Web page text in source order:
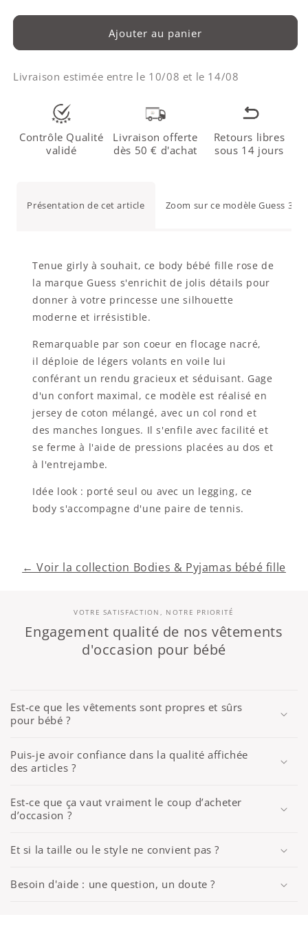
Ajouter au panier
Livraison estimée entre le 10/08 et le 14/08
Contrôle Qualité
validé
Livraison offerte
dès 50 € d'achat
Retours libres
sous 14 jours
Présentation de cet article Zoom sur ce modèle Guess 3-6
Tenue girly à souhait, ce body bébé fille rose de
la marque Guess s'enrichit de jolis détails pour
donner à votre princesse une silhouette
moderne et irrésistible.
Remarquable par son coeur en flocage nacré,
il déploie de légers volants en voile lui
conférant un rendu gracieux et séduisant. Gage
d'un confort maximal, ce modèle est réalisé en
jersey de coton mélangé, avec un col rond et
des manches longues. Il s'enfile avec facilité et
se ferme à l'aide de pressions placées au dos et
à l'entrejambe.
Idée look : porté seul ou avec un legging, ce
body s'accompagne d'une paire de tennis.
← Voir la collection Bodies & Pyjamas bébé fille
VOTRE SATISFACTION, NOTRE PRIORITÉ
Engagement qualité de nos vêtements
d'occasion pour bébé
Est-ce que les vêtements sont propres et sûrs
pour bébé ?
Puis-je avoir confiance dans la qualité affichée
des articles ?
Est-ce que ça vaut vraiment le coup d’acheter
d’occasion ?
Et si la taille ou le style ne convient pas ?
Besoin d'aide : une question, un doute ?